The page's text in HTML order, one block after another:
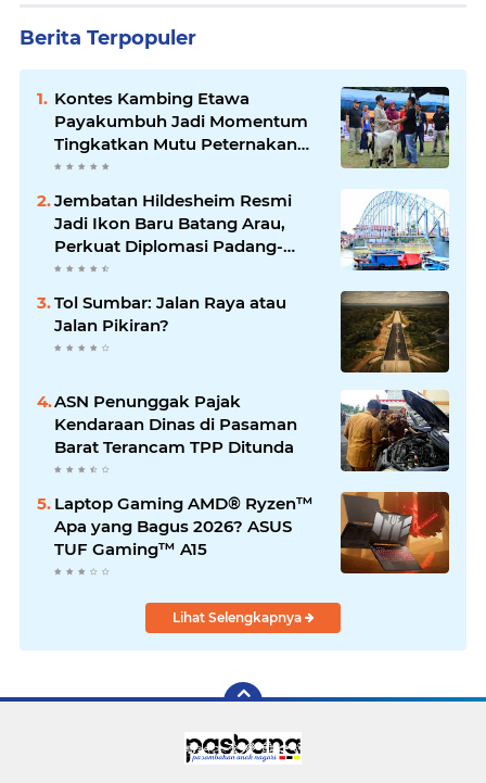
Berita Terpopuler
Kontes Kambing Etawa
Payakumbuh Jadi Momentum
Tingkatkan Mutu Peternakan
Lokal
Jembatan Hildesheim Resmi
Jadi Ikon Baru Batang Arau,
Perkuat Diplomasi Padang-
Jerman
Tol Sumbar: Jalan Raya atau
Jalan Pikiran?
ASN Penunggak Pajak
Kendaraan Dinas di Pasaman
Barat Terancam TPP Ditunda
Laptop Gaming AMD® Ryzen™
Apa yang Bagus 2026? ASUS
TUF Gaming™ A15
Lihat Selengkapnya